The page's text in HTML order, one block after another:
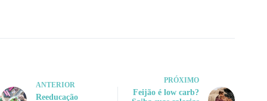
ANTERIOR
Reeducação
PRÓXIMO
Feijão é low carb?